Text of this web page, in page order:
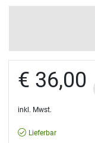
€ 36,00
inkl. Mwst.
Lieferbar